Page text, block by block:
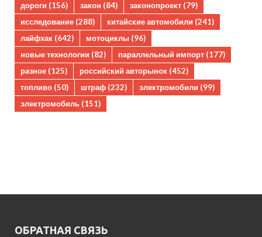
дороги (156) закон (84) законопроект (79)
исследование (288) китайские автомобили (241)
лайфхак (642) мотоциклы (96)
новые технологии (82) параллельный импорт (177)
разное (125) российский авторынок (452)
топливо (50) штраф (232) электромобили (99)
электромобиль (151)
ОБРАТНАЯ СВЯЗЬ